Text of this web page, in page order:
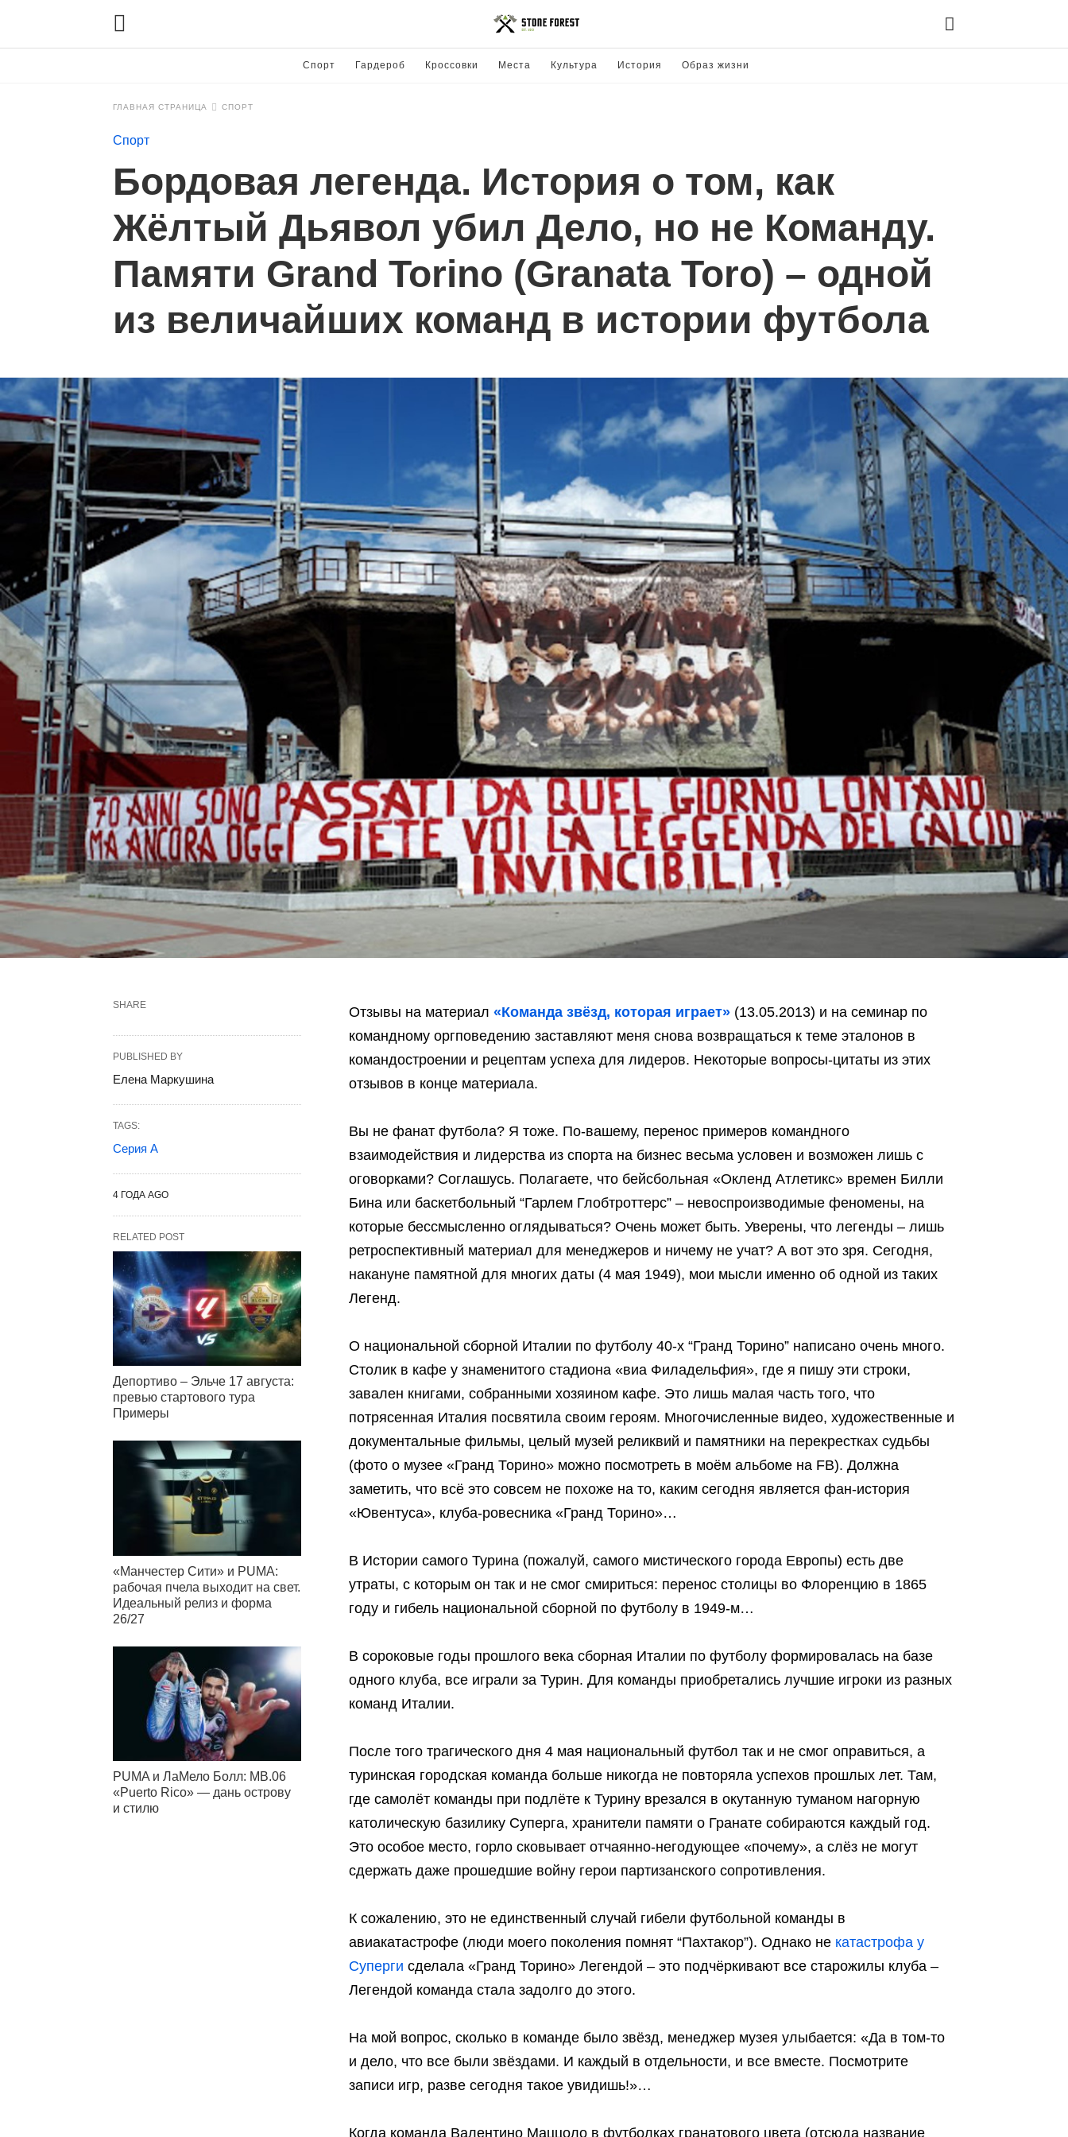
Спорт Гардероб Кроссовки Места Культура История Образ жизни
ГЛАВНАЯ СТРАНИЦА СПОРТ
Спорт
Бордовая легенда. История о том, как
Жёлтый Дьявол убил Дело, но не Команду.
Памяти Grand Torino (Granata Toro) – одной
из величайших команд в истории футбола
Отзывы на материал «Команда звёзд, которая играет»(13.05.2013) и на семинар по
командному оргповедению заставляют меня снова возвращаться к теме эталонов в
командостроении и рецептам успеха для лидеров. Некоторые вопросы-цитаты из этих
отзывов в конце материала.
Вы не фанат футбола? Я тоже. По-вашему, перенос примеров командного
взаимодействия и лидерства из спорта на бизнес весьма условен и возможен лишь с
оговорками? Соглашусь. Полагаете, что бейсбольная «Окленд Атлетикс» времен Билли
Бина или баскетбольный “Гарлем Глобтроттерс” – невоспроизводимые феномены, на
которые бессмысленно оглядываться? Очень может быть. Уверены, что легенды – лишь
ретроспективный материал для менеджеров и ничему не учат? А вот это зря. Сегодня,
накануне памятной для многих даты (4 мая 1949), мои мысли именно об одной из таких
Легенд.
О национальной сборной Италии по футболу 40-х “Гранд Торино” написано очень много.
Столик в кафе у знаменитого стадиона «виа Филадельфия», где я пишу эти строки,
завален книгами, собранными хозяином кафе. Это лишь малая часть того, что
потрясенная Италия посвятила своим героям. Многочисленные видео, художественные и
документальные фильмы, целый музей реликвий и памятники на перекрестках судьбы
(фото о музее «Гранд Торино» можно посмотреть в моём альбоме на FB). Должна
заметить, что всё это совсем не похоже на то, каким сегодня является фан-история
«Ювентуса», клуба-ровесника «Гранд Торино»…
В Истории самого Турина (пожалуй, самого мистического города Европы) есть две
утраты, с которым он так и не смог смириться: перенос столицы во Флоренцию в 1865
году и гибель национальной сборной по футболу в 1949-м…
В сороковые годы прошлого века сборная Италии по футболу формировалась на базе
одного клуба, все играли за Турин. Для команды приобретались лучшие игроки из разных
команд Италии.
После того трагического дня 4 мая национальный футбол так и не смог оправиться, а
туринская городская команда больше никогда не повторяла успехов прошлых лет. Там,
где самолёт команды при подлёте к Турину врезался в окутанную туманом нагорную
католическую базилику Суперга, хранители памяти о Гранате собираются каждый год.
Это особое место, горло сковывает отчаянно-негодующее «почему», а слёз не могут
сдержать даже прошедшие войну герои партизанского сопротивления.
К сожалению, это не единственный случай гибели футбольной команды в
авиакатастрофе (люди моего поколения помнят “Пахтакор”). Однако не катастрофа у
Суперги сделала «Гранд Торино» Легендой – это подчёркивают все старожилы клуба –
Легендой команда стала задолго до этого.
На мой вопрос, сколько в команде было звёзд, менеджер музея улыбается: «Да в том-то
и дело, что все были звёздами. И каждый в отдельности, и все вместе. Посмотрите
записи игр, разве сегодня такое увидишь!»…
Когда команда Валентино Маццоло в футболках гранатового цвета (отсюда название
SHARE
PUBLISHED BY
Елена Маркушина
TAGS:
Серия А
4 ГОДА AGO
RELATED POST
Депортиво – Эльче 17 августа:
превью стартового тура
Примеры
«Манчестер Сити» и PUMA:
рабочая пчела выходит на свет.
Идеальный релиз и форма
26/27
PUMA и ЛаМело Болл: MB.06
«Puerto Rico» — дань острову
и стилю